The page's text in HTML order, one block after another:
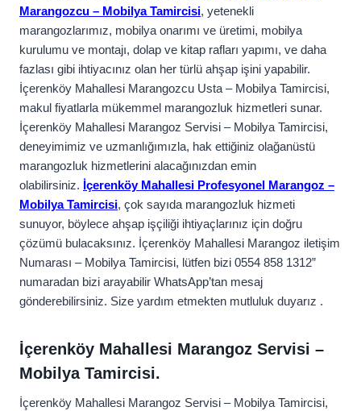
Marangozcu – Mobilya Tamircisi, yetenekli
marangozlarımız, mobilya onarımı ve üretimi, mobilya
kurulumu ve montajı, dolap ve kitap rafları yapımı, ve daha
fazlası gibi ihtiyacınız olan her türlü ahşap işini yapabilir.
İçerenköy Mahallesi Marangozcu Usta – Mobilya Tamircisi,
makul fiyatlarla mükemmel marangozluk hizmetleri sunar.
İçerenköy Mahallesi Marangoz Servisi – Mobilya Tamircisi,
deneyimimiz ve uzmanlığımızla, hak ettiğiniz olağanüstü
marangozluk hizmetlerini alacağınızdan emin
olabilirsiniz. İçerenköy Mahallesi Profesyonel Marangoz –
Mobilya Tamircisi, çok sayıda marangozluk hizmeti
sunuyor, böylece ahşap işçiliği ihtiyaçlarınız için doğru
çözümü bulacaksınız. İçerenköy Mahallesi Marangoz iletişim
Numarası – Mobilya Tamircisi, lütfen bizi 0554 858 1312”
numaradan bizi arayabilir WhatsApp’tan mesaj
gönderebilirsiniz. Size yardım etmekten mutluluk duyarız .
İçerenköy Mahallesi Marangoz Servisi –
Mobilya Tamircisi.
İçerenköy Mahallesi Marangoz Servisi – Mobilya Tamircisi,